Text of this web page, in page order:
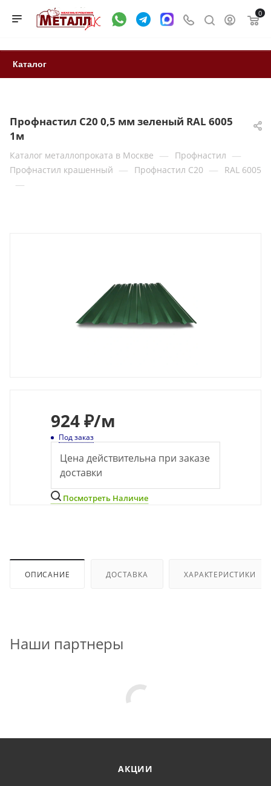
0
Каталог
Профнастил С20 0,5 мм зеленый RAL 6005
1м
Каталог металлопроката в Москве — Профнастил —
Профнастил крашенный — Профнастил С20 — RAL 6005
—
924₽/м
Под заказ
Цена действительна при заказе
доставки
Посмотреть Наличие
ОПИСАНИЕ ДОСТАВКА ХАРАКТЕРИСТИКИ
Наши партнеры
АКЦИИ